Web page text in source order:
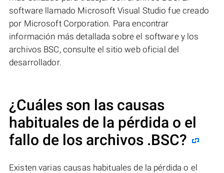
software llamado Microsoft Visual Studio fue creado
por Microsoft Corporation. Para encontrar
información más detallada sobre el software y los
archivos BSC, consulte el sitio web oficial del
desarrollador.
¿Cuáles son las causas
habituales de la pérdida o el
fallo de los archivos .BSC?
Existen varias causas habituales de la pérdida o el